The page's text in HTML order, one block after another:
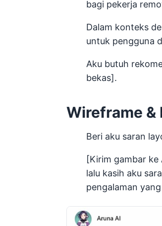
bagi pekerja
Dalam konteks
untuk pengguna
Aku butuh
bekas].
Wireframe &
Beri aku saran
[Kirim gambar ke
lalu kasih aku
pengalaman